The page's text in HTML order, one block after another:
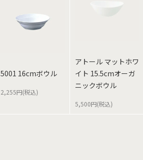
5001 16cmボウル
2,255円(税込)
アトール マットホワ
イト 15.5cmオーガ
ニックボウル
5,500円(税込)